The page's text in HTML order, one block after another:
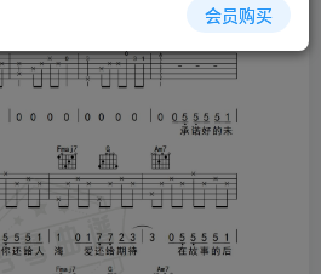
会员购买